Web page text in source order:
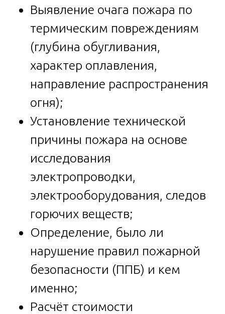
Выявление очага пожара по
термическим повреждениям
(глубина обугливания,
характер оплавления,
направление распространения
огня);
Установление технической
причины пожара на основе
исследования
электропроводки,
электрооборудования, следов
горючих веществ;
Определение, было ли
нарушение правил пожарной
безопасности (ППБ) и кем
именно;
Расчёт стоимости